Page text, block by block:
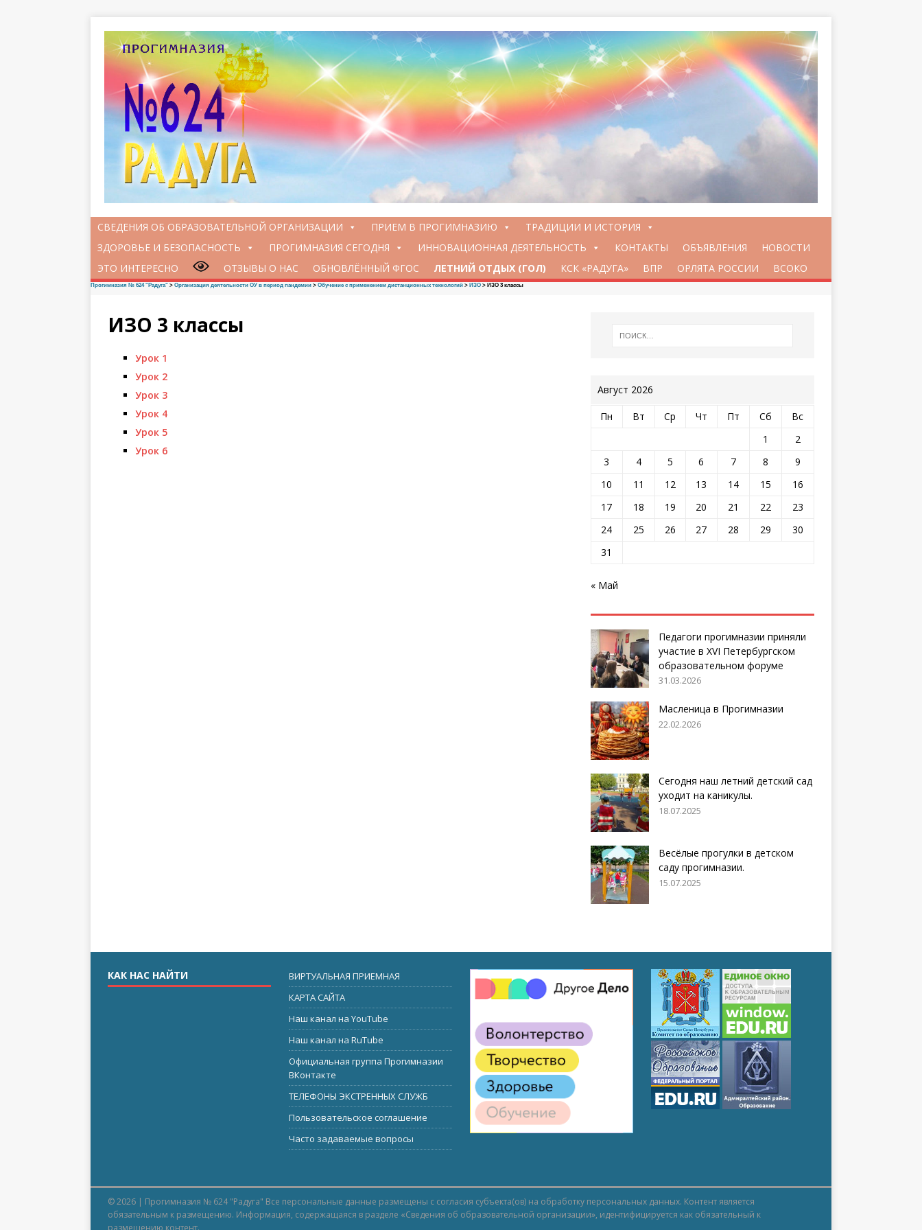
СВЕДЕНИЯ ОБ ОБРАЗОВАТЕЛЬНОЙ ОРГАНИЗАЦИИ ПРИЕМ В ПРОГИМНАЗИЮ
ТРАДИЦИИ И ИСТОРИЯ
ЗДОРОВЬЕ И БЕЗОПАСНОСТЬ
ПРОГИМНАЗИЯ СЕГОДНЯ ИННОВАЦИОННАЯ ДЕЯТЕЛЬНОСТЬ КОНТАКТЫ ОБЪЯВЛЕНИЯ
НОВОСТИ
ЭТО ИНТЕРЕСНО
ОТЗЫВЫ О НАС ОБНОВЛЁННЫЙ ФГОС ЛЕТНИЙ ОТДЫХ (ГОЛ) КСК «РАДУГА» ВПР ОРЛЯТА РОССИИ ВСОКО
Прогимназия № 624 "Радуга" > Oрганизация деятельности ОУ в период пандемии > Обучение с применением дистанционных технологий > ИЗО > ИЗО 3 классы
ИЗО 3 классы
Урок 1
Урок 2
Урок 3
Урок 4
Урок 5
Урок 6
Август 2026
Пн Вт Ср Чт Пт Сб
Вс
1
2
3
4 5 6 7 8
9
10
11 12 13 14 15
16
17
18 19 20 21 22
23
24
25 26 27 28 29
30
31
« Май
Педагоги прогимназии приняли
участие в XVI Петербургском
образовательном форуме
31.03.2026
Масленица в Прогимназии
22.02.2026
Сегодня наш летний детский сад
уходит на каникулы.
18.07.2025
Весёлые прогулки в детском
саду прогимназии.
15.07.2025
КАК НАС НАЙТИ
ВИРТУАЛЬНАЯ ПРИЕМНАЯ
КАРТА САЙТА
Наш канал на YouTube
Наш канал на RuTube
Официальная группа Прогимназии
ВКонтакте
ТЕЛЕФОНЫ ЭКСТРЕННЫХ СЛУЖБ
Пользовательское соглашение
Часто задаваемые вопросы
© 2026 | Прогимназия № 624 "Радуга" Все персональные данные размещены с согласия субъекта(ов) на обработку персональных данных. Контент является
обязательным к размещению. Информация, содержащаяся в разделе «Сведения об образовательной организации», идентифицируется как обязательный к